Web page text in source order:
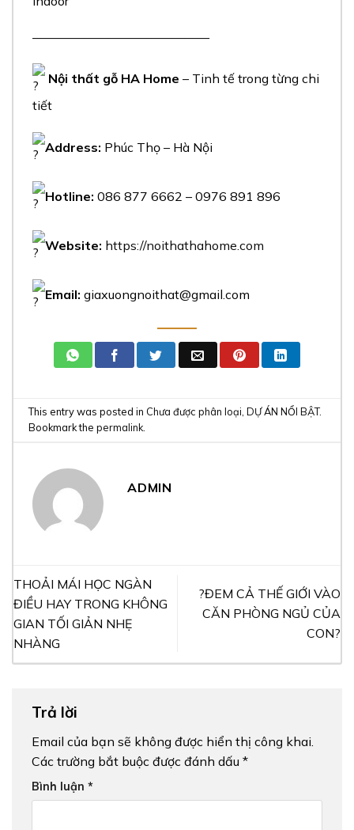
——————————————
Nội thất gỗ HA Home – Tinh tế trong từng chi
tiết
Address: Phúc Thọ – Hà Nội
Hotline: 086 877 6662 – 0976 891 896
Website: https://noithathahome.com
Email: giaxuongnoithat@gmail.com
This entry was posted in Chưa được phân loại ,DỰ ÁN NỔI BẬT.
Bookmark thepermalink
ADMIN
THOẢI MÁI HỌC NGÀN
ĐIỀU HAY TRONG KHÔNG
GIAN TỐI GIẢN NHẸ
NHÀNG
?ĐEM CẢ THẾ GIỚI VÀO
CĂN PHÒNG NGỦ CỦA
CON?
Trả lời
Email của bạn sẽ không được hiển thị công khai.
Các trường bắt buộc được đánh dấu *
Bình luận *